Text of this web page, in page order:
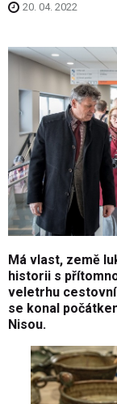
20. 04. 2022
Má vlast, země
historii s
veletrhu
se konal
Nisou.